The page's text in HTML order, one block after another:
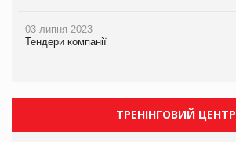
03 липня 2023
Тендери компанії
ТРЕНІНГОВИЙ ЦЕНТР